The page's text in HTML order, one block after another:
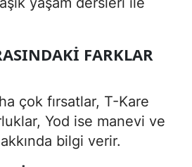
FARKLAR
çok fırsatlar, T-Kare
Yod ise manevi ve
bilgi verir.